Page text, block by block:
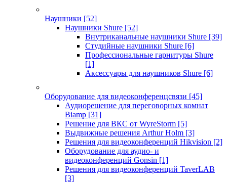
Наушники [52]
Наушники Shure [52]
Внутриканальные наушники Shure [39]
Студийные наушники Shure [6]
Профессиональные гарнитуры Shure
[1]
Аксессуары для наушников Shure [6]
Оборудование для видеоконференцсвязи [45]
Аудиорешение для переговорных комнат
Biamp [31]
Решение для ВКС от WyreStorm [5]
Выдвижные решения Arthur Holm [3]
Решения для видеоконференций Hikvision [2]
Оборудование для аудио- и
видеоконференций Gonsin [1]
Решения для видеоконференций TaverLAB
[3]